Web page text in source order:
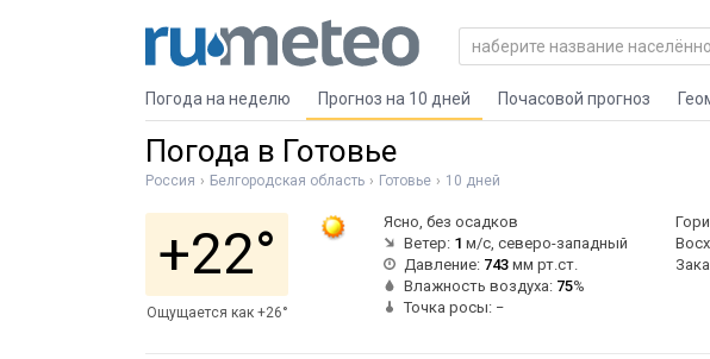
Погода на неделю Прогноз на 10 дней Почасовой прогноз
Погода в Готовье
Россия Белгородская область Готовье 10 дней
+22°
Ощущается как +26°
Ясно, без осадков
Ветер: 1 м/с, северо-западный
Давление: 743 мм рт.ст.
Влажность воздуха: 75%
Точка росы: −